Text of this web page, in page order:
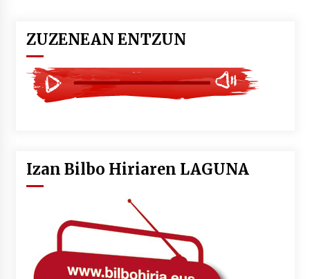
ZUZENEAN ENTZUN
Izan Bilbo Hiriaren LAGUNA